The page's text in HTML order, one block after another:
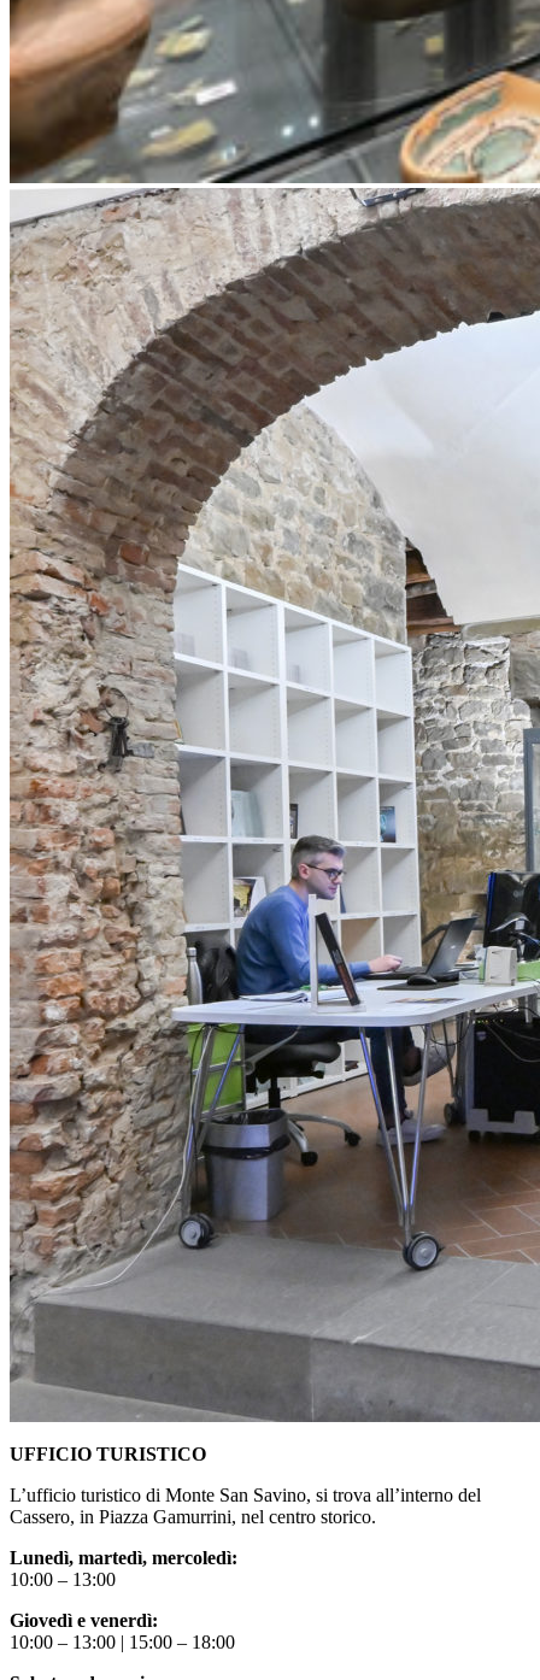
UFFICIO TURISTICO
L’ufficio turistico di Monte San Savino, si trova all’interno del
Cassero, in Piazza Gamurrini, nel centro storico.
Lunedì, martedì, mercoledì:
10:00 – 13:00
Giovedì e venerdì:
10:00 – 13:00 | 15:00 – 18:00